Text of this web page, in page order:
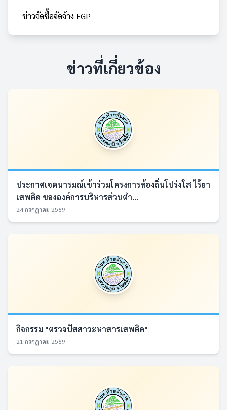
ข่าวจัดซื้อจัดจ้าง EGP
ข่าวที่เกี่ยวข้อง
ประกาศเจตนารมณ์เข้าร่วมโครงการท้องถิ่นโปร่งใส ไร้ยา
เสพติด ขององค์การบริหารส่วนตำ...
24 กรกฎาคม 2569
กิจกรรม "ตรวจปัสสาวะหาสารเสพติด"
21 กรกฎาคม 2569